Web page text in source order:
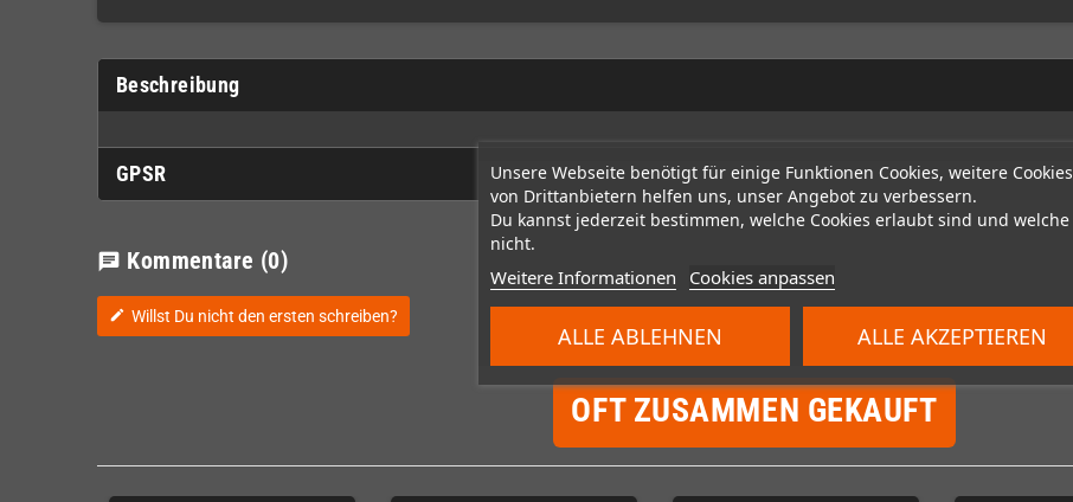
Unsere Webseite benötigt für einige Funktionen Cookies, weitere Cookies
von Drittanbietern helfen uns, unser Angebot zu verbessern.
Du kannst jederzeit bestimmen, welche Cookies erlaubt sind und welche
nicht.
Weitere Informationen Cookies anpassen
ALLE ABLEHNEN ALLE AKZEPTIEREN
Beschreibung
GPSR
chat Kommentare (0)
edit Willst Du nicht den ersten schreiben?
OFT ZUSAMMEN GEKAUFT